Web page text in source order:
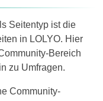
Seitentyp ist die
in LOLYO. Hier
Bereich
zu Umfragen.
Community-